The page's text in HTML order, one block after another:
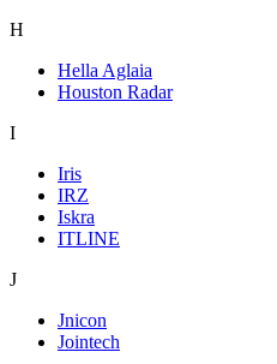
H
Hella Aglaia
Houston Radar
I
Iris
IRZ
Iskra
ITLINE
J
Jnicon
Jointech